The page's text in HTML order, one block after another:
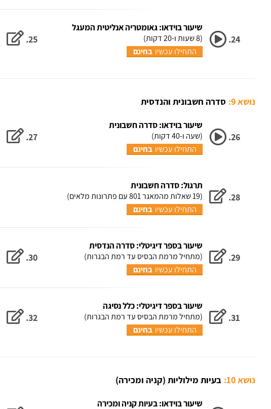
24.
שיעור בוידאו: גאומטריה אנליטית המעגל
(8 שעות ו-20 דקות)
התחילו עכשיו בחינם
25.
נושא 9: סדרה חשבונית והנדסית
26.
שיעור בוידאו: סדרה חשבונית
(שעה ו-40 דקות)
התחילו עכשיו בחינם
27.
28.
תרגול: סדרה חשבונית
(19 שאלות מהמאגר 801 עם פתרונות מלאים)
התחילו עכשיו בחינם
29.
שיעור בספר דיגיטלי: סדרה הנדסית
(מתחיל מרמת הבסיס עד רמת הבגרות)
התחילו עכשיו בחינם
30.
31.
שיעור בספר דיגיטלי: כלל נסיגה
(מתחיל מרמת הבסיס עד רמת הבגרות)
התחילו עכשיו בחינם
32.
נושא 10: בעיות מילוליות (קניה ומכירה)
שיעור בוידאו: בעיות קניה ומכירה